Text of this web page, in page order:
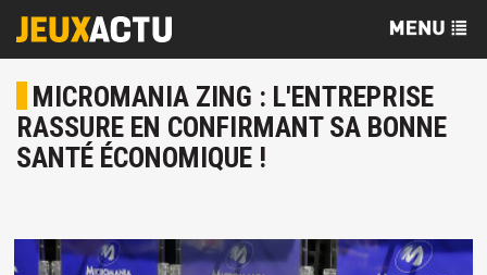
MICROMANIA ZING : L'ENTREPRISE
RASSURE EN CONFIRMANT SA BONNE
SANTÉ ÉCONOMIQUE !